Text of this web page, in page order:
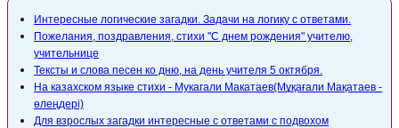
Интересные логические загадки. Задачи на логику с ответами.
Пожелания, поздравления, стихи "С днем рождения" учителю,
учительнице
Тексты и слова песен ко дню, на день учителя 5 октября.
На казахском языке стихи - Мукагали Макатаев(Мұқағали Мақатаев -
өлеңдері)
Для взрослых загадки интересные с ответами с подвохом